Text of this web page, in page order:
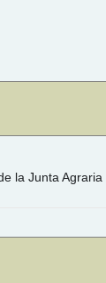
la Junta